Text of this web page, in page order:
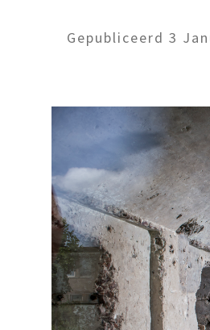
Gepubliceerd3